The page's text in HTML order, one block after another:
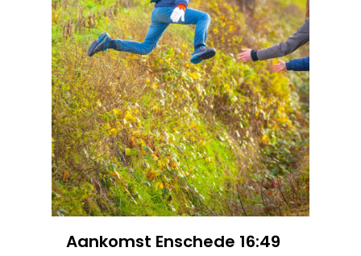
Aankomst Enschede 16:49